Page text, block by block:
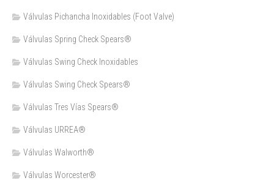
Válvulas Pichancha Inoxidables (Foot Valve)
Válvulas Spring Check Spears®
Válvulas Swing Check Inoxidables
Válvulas Swing Check Spears®
Válvulas Tres Vías Spears®
Válvulas URREA®
Válvulas Walworth®
Válvulas Worcester®